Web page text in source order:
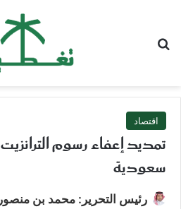
اقتصاد
سعودية
رئيس التحرير: محمد بن منصور